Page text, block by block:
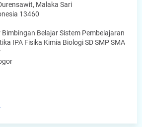
Malaka Sari
13460
Belajar Sistem Pembelajaran
IPA Fisika Kimia Biologi SD SMP SMA